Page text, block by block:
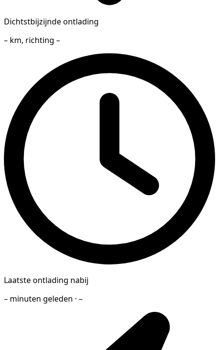
Dichtstbijzijnde ontlading
– km, richting –
Laatste ontlading nabij
– minuten geleden · –